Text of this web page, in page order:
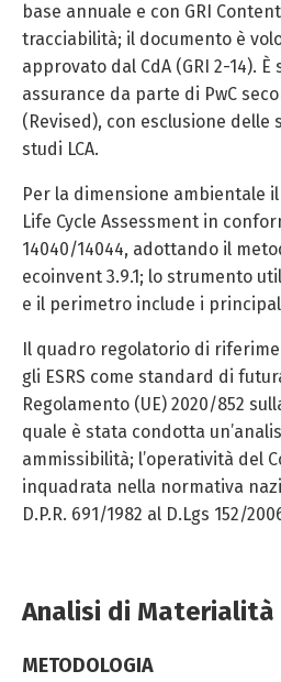
base annuale e con GRI
tracciabilità; il documento è
approvato dal CdA (GRI 2-14).
assurance da parte di PwC
(Revised), con esclusione delle
studi LCA.
Per la dimensione ambientale
Life Cycle Assessment in
14040/14044, adottando il
ecoinvent 3.9.1; lo strumento
e il perimetro include i
Il quadro regolatorio di
gli ESRS come standard di
Regolamento (UE) 2020/852
quale è stata condotta
ammissibilità; l’operatività del
inquadrata nella normativa
D.P.R. 691/1982 al D.Lgs 152/
Analisi di Materialità
METODOLOGIA